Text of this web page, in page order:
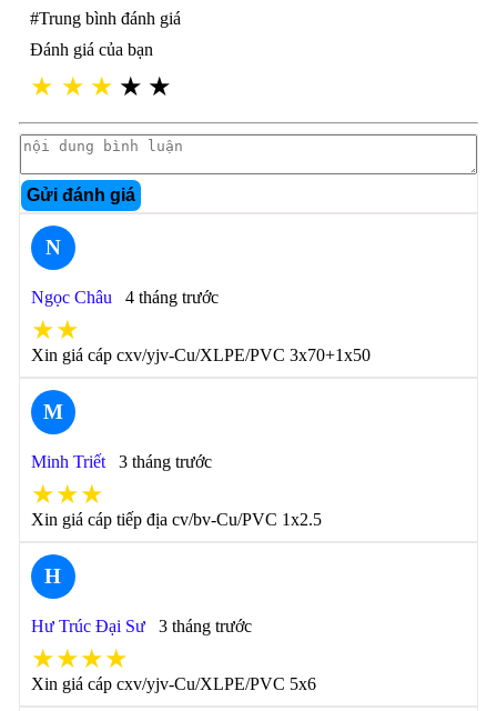
#Trung bình đánh giá
Đánh giá của bạn
★ ★ ★ ★ ★
Gửi đánh giá
N
Ngọc Châu 4 tháng trước
★★
Xin giá cáp cxv/yjv-Cu/XLPE/PVC 3x70+1x50
M
Minh Triết 3 tháng trước
★★★
Xin giá cáp tiếp địa cv/bv-Cu/PVC 1x2.5
H
Hư Trúc Đại Sư 3 tháng trước
★★★★
Xin giá cáp cxv/yjv-Cu/XLPE/PVC 5x6